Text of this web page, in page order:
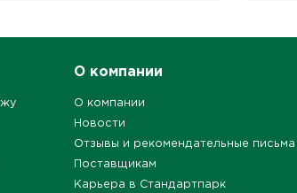
О компании
О компании
Новости
Отзывы и рекомендательные письма
Поставщикам
Карьера в Стандартпарк